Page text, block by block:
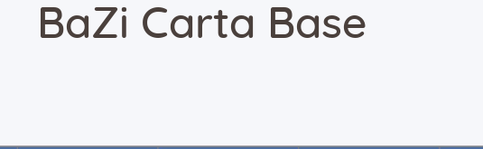
BaZi Carta Base